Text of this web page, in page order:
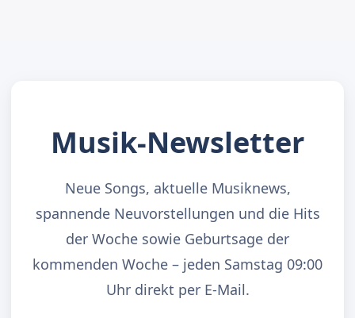
Musik-Newsletter
Neue Songs, aktuelle Musiknews,
spannende Neuvorstellungen und die Hits
der Woche sowie Geburtsage der
kommenden Woche – jeden Samstag 09:00
Uhr direkt per E-Mail.